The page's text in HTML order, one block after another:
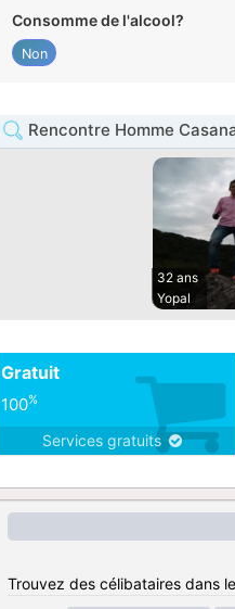
Consomme de l'alcool?
Non
Rencontre Homme
32 ans
Yopal
Gratuit
100%
Services gratuits
Trouvez des célibataires dans